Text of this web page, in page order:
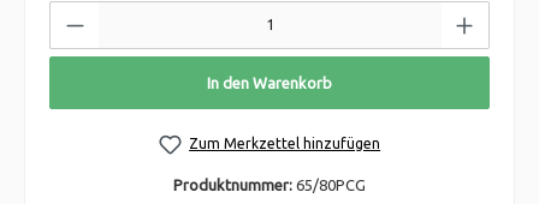
In den Warenkorb
Zum Merkzettel hinzufügen
Produktnummer: 65/80PCG